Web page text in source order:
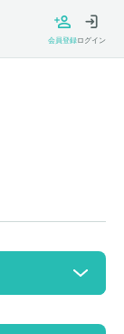
会員登録ログイン